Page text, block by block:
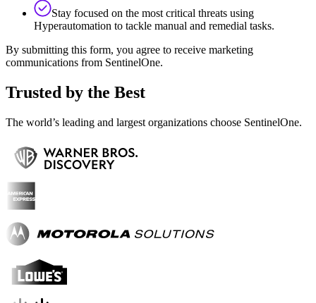
Stay focused on the most critical threats using
Hyperautomation to tackle manual and remedial tasks.
By submitting this form, you agree to receive marketing
communications from SentinelOne.
Trusted by the Best
The world’s leading and largest organizations choose SentinelOne.